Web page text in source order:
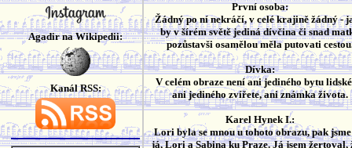
Agadir na Wikipedii:
Kanál RSS:
První osoba:
Žádný po ní nekráčí, v celé krajině žádný -
by v šírém světě jediná dívčina či snad
pozůstavši osamělou měla putovati
Dívka:
V celém obraze není ani jediného bytu
ani jediného zvířete, ani známka života.
Karel Hynek I.:
Lori byla se mnou u tohoto obrazu, pak
já, Lori a Sabina ku Praze. Já jsem žertoval,